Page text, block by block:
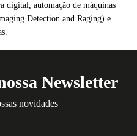
digital, automação de máquinas
Detection and Raging) e
Newsletter
novidades